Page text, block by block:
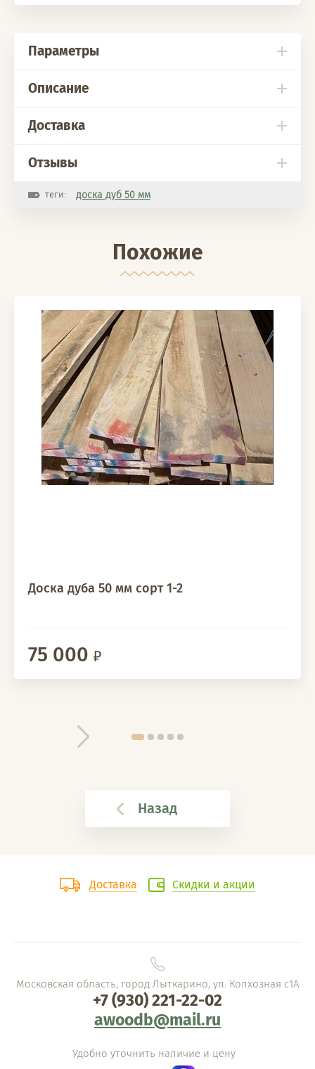
Параметры
Описание
Доставка
Отзывы
теги: доска дуб 50 мм
Похожие
Доска дуба 50 мм сорт 1-2
75 000
Назад
Доставка Скидки и акции
Московская область, город Лыткарино, ул. Колхозная с1А
+7 (930) 221-22-02
awoodb@mail.ru
Удобно уточнить наличие и цену